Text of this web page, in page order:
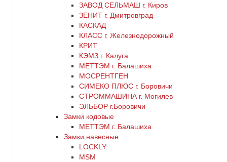
ЗАВОД СЕЛЬМАШ г. Киров
ЗЕНИТ г. Дмитровград
КАСКАД
КЛАСС г. Железнодорожный
КРИТ
КЭМЗ г. Калуга
МЕТТЭМ г. Балашиха
МОСРЕНТГЕН
СИМЕКО ПЛЮС г. Боровичи
СТРОММАШИНА г. Могилев
ЭЛЬБОР г.Боровичи
Замки кодовые
МЕТТЭМ г. Балашиха
Замки навесные
LOCKLY
MSM